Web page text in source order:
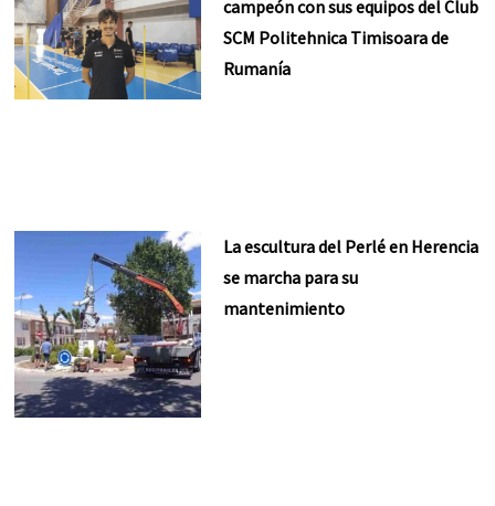
campeón con sus equipos del Club
SCM Politehnica Timisoara de
Rumanía
La escultura del Perlé en Herencia
se marcha para su
mantenimiento